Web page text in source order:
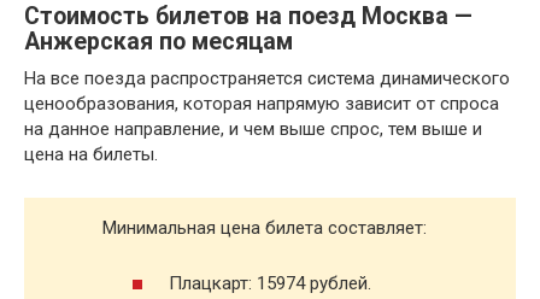
Стоимость билетов на поезд Москва —
Анжерская по месяцам
На все поезда распространяется система динамического
ценообразования, которая напрямую зависит от спроса
на данное направление, и чем выше спрос, тем выше и
цена на билеты.
Минимальная цена билета составляет:
Плацкарт: 15974 рублей.